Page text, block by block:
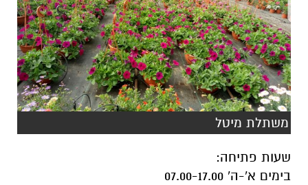
משתלת מיטל
שעות פתיחה:
בימים א'-ה' 07.00-17.00